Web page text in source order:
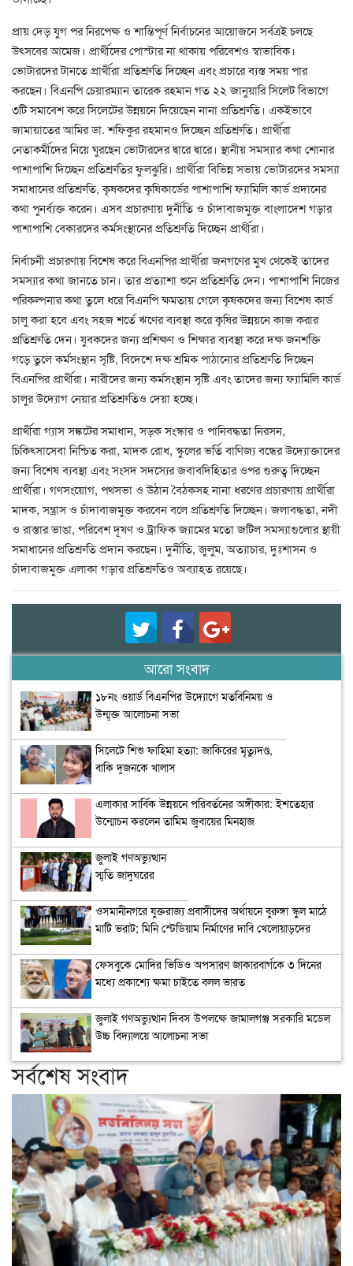
প্রায় দেড় যুগ পর নিরপেক্ষ ও শান্তিপূর্ণ নির্বাচনের আয়োজনে সর্বত্রই চলছে
উৎসবের আমেজ। প্রার্থীদের পোস্টার না থাকায় পরিবেশও স্বাভাবিক।
ভোটারদের টানতে প্রার্থীরা প্রতিশ্রুতি দিচ্ছেন এবং প্রচারে ব্যস্ত সময় পার
করছেন। বিএনপি চেয়ারম্যান তারেক রহমান গত ২২ জানুয়ারি সিলেট বিভাগে
৩টি সমাবেশ করে সিলেটের উন্নয়নে দিয়েছেন নানা প্রতিশ্রুতি। একইভাবে
জামায়াতের আমির ডা. শফিকুর রহমানও দিচ্ছেন প্রতিশ্রুতি। প্রার্থীরা
নেতাকর্মীদের নিয়ে ঘুরছেন ভোটারদের দ্বারে দ্বারে। স্থানীয় সমস্যার কথা শোনার
পাশাপাশি দিচ্ছেন প্রতিশ্রুতির ফুলঝুরি। প্রার্থীরা বিভিন্ন সভায় ভোটারদের সমস্যা
সমাধানের প্রতিশ্রুতি, কৃষকদের কৃষিকার্ডের পাশাপাশি ফ্যামিলি কার্ড প্রদানের
কথা পুনর্ব্যক্ত করেন। এসব প্রচারণায় দুর্নীতি ও চাঁদাবাজমুক্ত বাংলাদেশ গড়ার
পাশাপাশি বেকারদের কর্মসংস্থানের প্রতিশ্রুতি দিচ্ছেন প্রার্থীরা।
নির্বাচনী প্রচারণায় বিশেষ করে বিএনপির প্রার্থীরা জনগণের মুখ থেকেই তাদের
সমস্যার কথা জানতে চান। তার প্রত্যাশা শুনে প্রতিশ্রুতি দেন। পাশাপাশি নিজের
পরিকল্পনার কথা তুলে ধরে বিএনপি ক্ষমতায় গেলে কৃষকদের জন্য বিশেষ কার্ড
চালু করা হবে এবং সহজ শর্তে ঋণের ব্যবস্থা করে কৃষির উন্নয়নে কাজ করার
প্রতিশ্রুতি দেন। যুবকদের জন্য প্রশিক্ষণ ও শিক্ষার ব্যবস্থা করে দক্ষ জনশক্তি
গড়ে তুলে কর্মসংস্থান সৃষ্টি, বিদেশে দক্ষ শ্রমিক পাঠানোর প্রতিশ্রুতি দিচ্ছেন
বিএনপির প্রার্থীরা। নারীদের জন্য কর্মসংস্থান সৃষ্টি এবং তাদের জন্য ফ্যামিলি কার্ড
চালুর উদ্যোগ নেয়ার প্রতিশ্রুতিও দেয়া হচ্ছে।
প্রার্থীরা গ্যাস সঙ্কটের সমাধান, সড়ক সংস্কার ও পানিবদ্ধতা নিরসন,
চিকিৎসাসেবা নিশ্চিত করা, মাদক রোধ, স্কুলের ভর্তি বাণিজ্য বন্ধের উদ্যোক্তাদের
জন্য বিশেষ ব্যবস্থা এবং সংসদ সদস্যের জবাবদিহিতার ওপর গুরুত্ব দিচ্ছেন
প্রার্থীরা। গণসংয়োগ, পথসভা ও উঠান বৈঠকসহ নানা ধরণের প্রচারণায় প্রার্থীরা
মাদক, সন্ত্রাস ও চাঁদাবাজমুক্ত করবেন বলে প্রতিশ্রুতি দিচ্ছেন। জলাবদ্ধতা, নদী
ও রাস্তার ভাঙা, পরিবেশ দূষণ ও ট্রাফিক জ্যামের মতো জটিল সমস্যাগুলোর স্থায়ী
সমাধানের প্রতিশ্রুতি প্রদান করছেন। দুর্নীতি, জুলুম, অত্যাচার, দুঃশাসন ও
চাঁদাবাজমুক্ত এলাকা গড়ার প্রতিশ্রুতিও অব্যাহত রয়েছে।
আরো সংবাদ
১৮নং ওয়ার্ড বিএনপির উদ্যোগে মতবিনিময় ও
উন্মুক্ত আলোচনা সভা
সিলেটে শিশু ফাহিমা হত্যা: জাকিরের মৃত্যুদণ্ড,
বাকি দুজনকে খালাস
এলাকার সার্বিক উন্নয়নে পরিবর্তনের অঙ্গীকার: ইশতেহার
উন্মোচন করলেন তামিম জুবায়ের মিনহাজ
জুলাই গণঅভ্যুত্থান
স্মৃতি জাদুঘরের
ওসমানীনগরে যুক্তরাজ্য প্রবাসীদের অর্থায়নে বুরুঙ্গা স্কুল মাঠে
মাটি ভরাট; মিনি স্টেডিয়াম নির্মাণের দাবি খেলোয়াড়দের
ফেসবুকে মোদির ভিডিও অপসারণ জাকারবার্গকে ৩ দিনের
মধ্যে প্রকাশ্যে ক্ষমা চাইতে বলল ভারত
জুলাই গণঅভ্যুত্থান দিবস উপলক্ষে জামালগঞ্জ সরকারি মডেল
উচ্চ বিদ্যালয়ে আলোচনা সভা
সর্বশেষ সংবাদ